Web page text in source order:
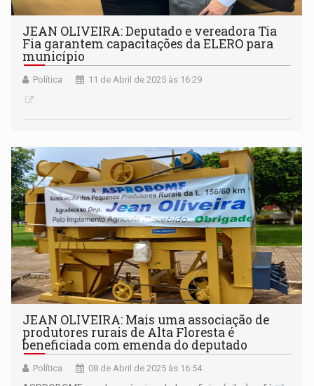
JEAN OLIVEIRA: Deputado e vereadora Tia
Fia garantem capacitações da ELERO para
município
Política 11 de Abril de 2025 às 16:29
JEAN OLIVEIRA: Mais uma associação de
produtores rurais de Alta Floresta é
beneficiada com emenda do deputado
Política 08 de Abril de 2025 às 16:54